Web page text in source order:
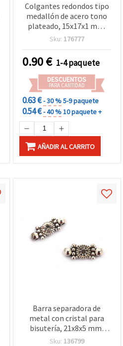
Colgantes redondos tipo
medallón de acero tono
plateado, 15x17x1 mm,
agujero 1 mm, pack de 2 –
bisutería y manualidades
Sku: 176777
0.90€ 1-4 paquete
DESCUENTOS
PARA CANTIDAD
0.63 €- 30 %5-9 paquete
0.54 €- 40 %10 paquete +
AÑADIR AL CARRITO
Barra separadora de
metal con cristal para
bisutería, 21x8x5 mm,
orificio 1 mm, tono
Sku: 136799